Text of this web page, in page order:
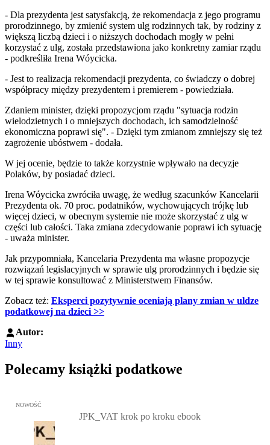
- Dla prezydenta jest satysfakcją, że rekomendacja z jego programu
prorodzinnego, by zmienić system ulg rodzinnych tak, by rodziny z
większą liczbą dzieci i o niższych dochodach mogły w pełni
korzystać z ulg, została przedstawiona jako konkretny zamiar rządu
- podkreśliła Irena Wóycicka.
- Jest to realizacja rekomendacji prezydenta, co świadczy o dobrej
współpracy między prezydentem i premierem - powiedziała.
Zdaniem minister, dzięki propozycjom rządu "sytuacja rodzin
wielodzietnych i o mniejszych dochodach, ich samodzielność
ekonomiczna poprawi się". - Dzięki tym zmianom zmniejszy się też
zagrożenie ubóstwem - dodała.
W jej ocenie, będzie to także korzystnie wpływało na decyzje
Polaków, by posiadać dzieci.
Irena Wóycicka zwróciła uwagę, że według szacunków Kancelarii
Prezydenta ok. 70 proc. podatników, wychowujących trójkę lub
więcej dzieci, w obecnym systemie nie może skorzystać z ulg w
części lub całości. Taka zmiana zdecydowanie poprawi ich sytuację
- uważa minister.
Jak przypomniała, Kancelaria Prezydenta ma własne propozycje
rozwiązań legislacyjnych w sprawie ulg prorodzinnych i będzie się
w tej sprawie konsultować z Ministerstwem Finansów.
Zobacz też: Eksperci pozytywnie oceniają plany zmian w uldze
podatkowej na dzieci >>
Autor:
Inny
Polecamy książki podatkowe
Przejdź do: JPK_VAT krok po kroku ebook, Patrycja Kubiesa -
NOWOŚĆ
JPK_VAT krok po kroku ebook